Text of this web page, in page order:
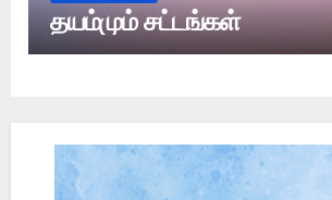
தயம்மும் சட்டங்கள்